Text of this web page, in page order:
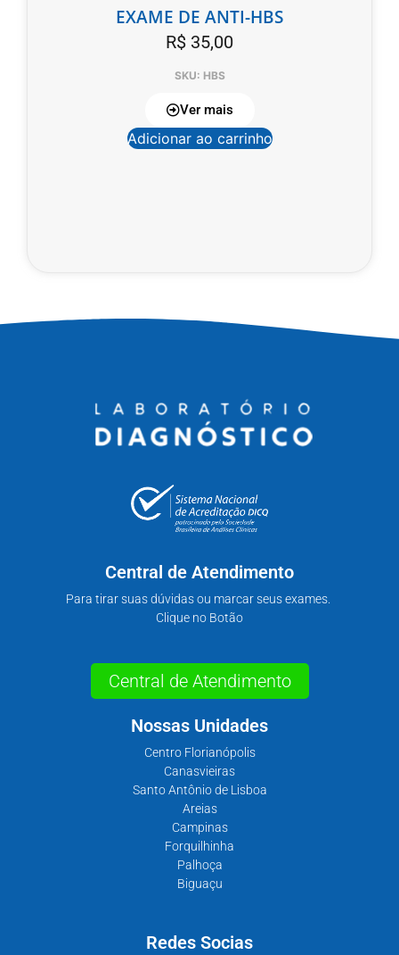
EXAME DE ANTI-HBS
R$ 35,00
SKU: HBS
Ver mais
Adicionar ao carrinho
Central de Atendimento
Para tirar suas dúvidas ou marcar seus exames.
Clique no Botão
Central de Atendimento
Nossas Unidades
Centro Florianópolis
Canasvieiras
Santo Antônio de Lisboa
Areias
Campinas
Forquilhinha
Palhoça
Biguaçu
Redes Socias